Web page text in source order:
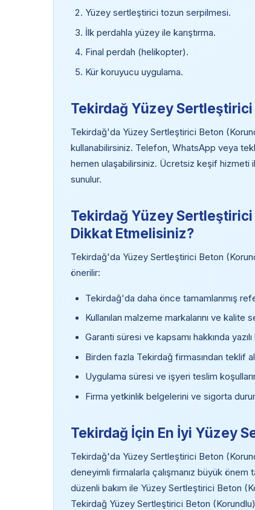
Yüzey sertleştirici tozun serpilmesi.
İlk perdahla yüzey ile karıştırma.
Final perdah (helikopter).
Kür koruyucu uygulama.
Tekirdağ Yüzey Sertleştirici
Tekirdağ'da Yüzey Sertleştirici Beton
kullanabilirsiniz. Telefon, WhatsApp veya
hemen ulaşabilirsiniz. Ücretsiz keşif
sunulur.
Tekirdağ Yüzey Sertleştirici
Dikkat Etmelisiniz?
Tekirdağ'da Yüzey Sertleştirici Beton
önerilir:
Tekirdağ'da daha önce tamamlanmış
Kullanılan malzeme markalarını ve kalite
Garanti süresi ve kapsamı hakkında yazılı
Birden fazla Tekirdağ firmasından teklif
Uygulama süresi ve işyeri teslim
Firma yetkinlik belgelerini ve sigorta
Tekirdağ İçin En İyi Yüzey
Tekirdağ'da Yüzey Sertleştirici Beton
deneyimli firmalarla çalışmanız büyük
düzenli bakım ile Yüzey Sertleştirici Beton
Tekirdağ Yüzey Sertleştirici Beton